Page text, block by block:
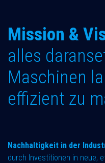
Mission &
alles
Maschinen
effizient zu
Nachhaltigkeit in der
durch Investitionen in neue,